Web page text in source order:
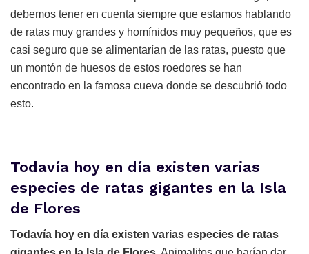
debemos tener en cuenta siempre que estamos hablando
de ratas muy grandes y homínidos muy pequeños, que es
casi seguro que se alimentarían de las ratas, puesto que
un montón de huesos de estos roedores se han
encontrado en la famosa cueva donde se descubrió todo
esto.
Todavía hoy en día existen varias
especies de ratas gigantes en la Isla
de Flores
Todavía hoy en día existen varias especies de ratas